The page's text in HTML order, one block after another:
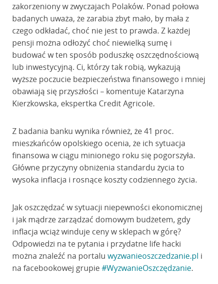
zakorzeniony w zwyczajach Polaków. Ponad połowa
badanych uważa, że zarabia zbyt mało, by mała z
czego odkładać, choć nie jest to prawda. Z każdej
pensji można odłożyć choć niewielką sumę i
budować w ten sposób poduszkę oszczędnościową
lub inwestycyjną. Ci, którzy tak robią, wykazują
wyższe poczucie bezpieczeństwa finansowego i mniej
obawiają się przyszłości – komentuje Katarzyna
Kierzkowska, ekspertka Credit Agricole.
Z badania banku wynika również, że 41 proc.
mieszkańców opolskiego ocenia, że ich sytuacja
finansowa w ciągu minionego roku się pogorszyła.
Główne przyczyny obniżenia standardu życia to
wysoka inflacja i rosnące koszty codziennego życia.
Jak oszczędzać w sytuacji niepewności ekonomicznej
i jak mądrze zarządzać domowym budżetem, gdy
inflacja wciąż winduje ceny w sklepach w górę?
Odpowiedzi na te pytania i przydatne life hacki
można znaleźć na portalu wyzwanieoszczedzanie.pl i
na facebookowej grupie#WyzwanieOszczędzanie.